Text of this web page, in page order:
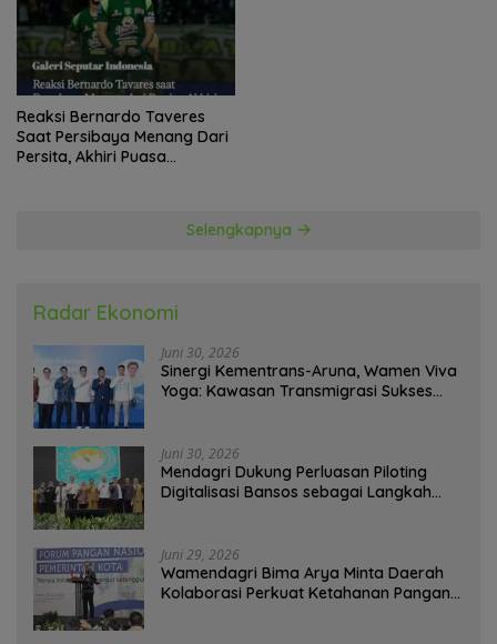
Reaksi Bernardo Taveres
Saat Persibaya Menang Dari
Persita, Akhiri Puasa
Selengkapnya
Radar Ekonomi
Juni 30, 2026
Sinergi Kementrans-Aruna, Wamen Viva
Yoga: Kawasan Transmigrasi Sukses
Juni 30, 2026
Mendagri Dukung Perluasan Piloting
Digitalisasi Bansos sebagai Langkah
Juni 29, 2026
Wamendagri Bima Arya Minta Daerah
Kolaborasi Perkuat Ketahanan Pangan